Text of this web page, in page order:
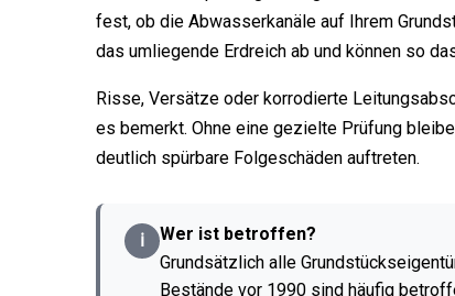
fest, ob die Abwasserkanäle auf Ihrem
das umliegende Erdreich ab und können so
Risse, Versätze oder korrodierte
es bemerkt. Ohne eine gezielte Prüfung
deutlich spürbare Folgeschäden auftreten.
ℹ
Wer ist betroffen?
Grundsätzlich alle
Bestände vor 1990 sind häufig